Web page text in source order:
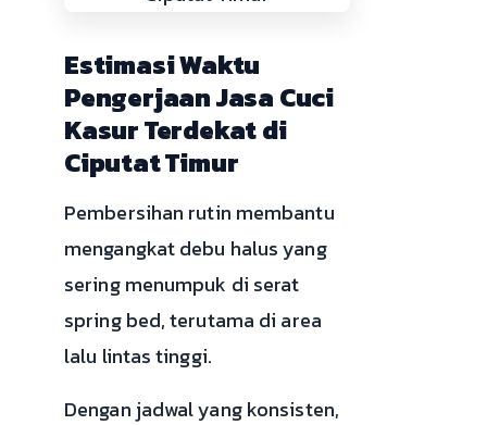
Estimasi Waktu
Pengerjaan Jasa Cuci
Kasur Terdekat di
Ciputat Timur
Pembersihan rutin membantu
mengangkat debu halus yang
sering menumpuk di serat
spring bed, terutama di area
lalu lintas tinggi.
Dengan jadwal yang konsisten,